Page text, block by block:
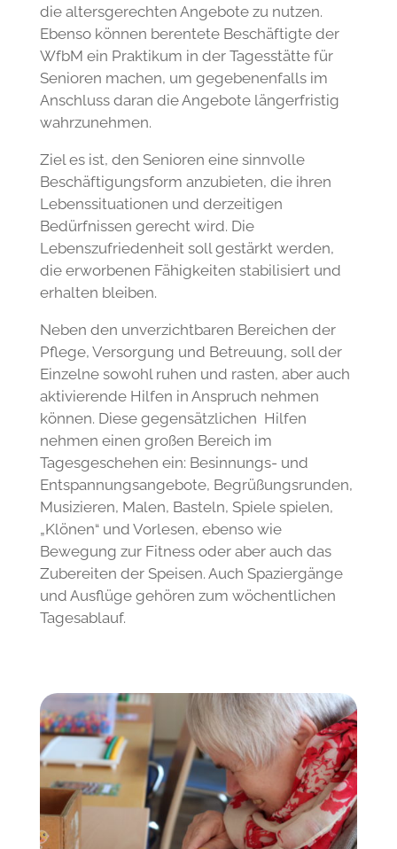
Ebenso können berentete Beschäftigte der
WfbM ein Praktikum in der Tagesstätte für
Senioren machen, um gegebenenfalls im
Anschluss daran die Angebote längerfristig
wahrzunehmen.
Beschäftigungsform anzubieten, die ihren
Lebenssituationen und derzeitigen
Bedürfnissen gerecht wird. Die
Lebenszufriedenheit soll gestärkt werden,
die erworbenen Fähigkeiten stabilisiert und
erhalten bleiben.
Pflege, Versorgung und Betreuung, soll der
Einzelne sowohl ruhen und rasten, aber auch
aktivierende Hilfen in Anspruch nehmen
können. Diese gegensätzlichen Hilfen
nehmen einen großen Bereich im
Tagesgeschehen ein: Besinnungs- und
Entspannungsangebote, Begrüßungsrunden,
Musizieren, Malen, Basteln, Spiele spielen,
„Klönen“ und Vorlesen, ebenso wie
Bewegung zur Fitness oder aber auch das
Zubereiten der Speisen. Auch Spaziergänge
und Ausflüge gehören zum wöchentlichen
Tagesablauf.